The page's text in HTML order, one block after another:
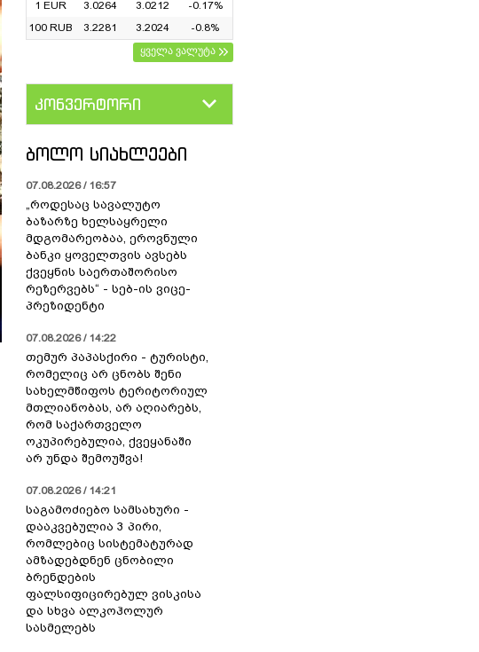
1 EUR
3.0264 3.0212
-0.17%
100 RUB
3.2281 3.2024
-0.8%
ყველა ვალუტა
კონვერტორი
ᲑᲝᲚᲝ ᲡᲘᲐᲮᲚᲔᲔᲑᲘ
07.08.2026 / 16:57
„როდესაც სავალუტო
ბაზარზე ხელსაყრელი
მდგომარეობაა, ეროვნული
ბანკი ყოველთვის ავსებს
ქვეყნის საერთაშორისო
რეზერვებს“ - სებ-ის ვიცე-
პრეზიდენტი
07.08.2026 / 14:22
თემურ პაპასქირი - ტურისტი,
რომელიც არ ცნობს შენი
სახელმწიფოს ტერიტორიულ
მთლიანობას, არ აღიარებს,
რომ საქართველო
ოკუპირებულია, ქვეყანაში
არ უნდა შემოუშვა!
07.08.2026 / 14:21
საგამოძიებო სამსახური -
დააკვებულია 3 პირი,
რომლებიც სისტემატურად
ამზადებდნენ ცნობილი
ბრენდების
ფალსიფიცირებულ ვისკისა
და სხვა ალკოჰოლურ
სასმელებს